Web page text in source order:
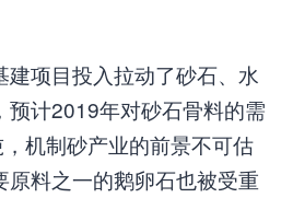
建项目投入拉动了砂石、水
预计2019年对砂石骨料的需
机制砂产业的前景不可估
料之一的鹅卵石也被受重